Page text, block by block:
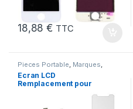
18,88€ TTC
Pieces Portable Marques
Ecran LCD
Remplacement pour